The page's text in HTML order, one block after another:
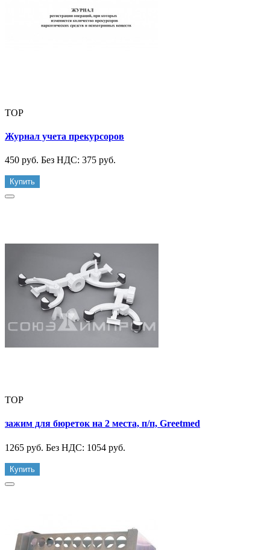
TOP
Журнал учета прекурсоров
450 руб. Без НДС: 375 руб.
Купить
TOP
зажим для бюреток на 2 места, п/п, Greetmed
1265 руб. Без НДС: 1054 руб.
Купить